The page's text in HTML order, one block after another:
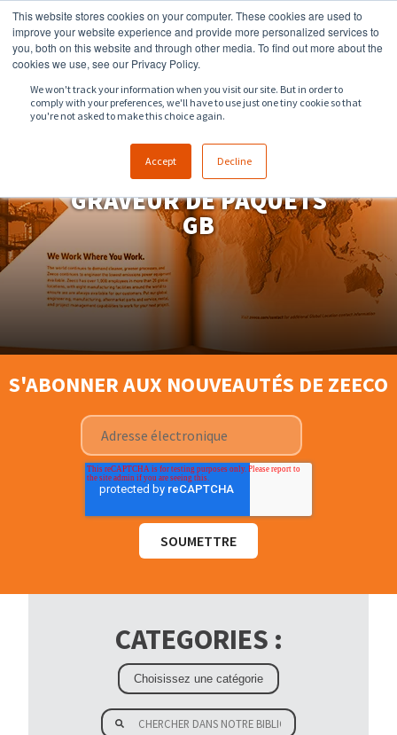
This website stores cookies on your computer. These cookies are used to
improve your website experience and provide more personalized services to
you, both on this website and through other media. To find out more about the
cookies we use, see our Privacy Policy.
We won't track your information when you visit our site. But in order to
comply with your preferences, we'll have to use just one tiny cookie so that
you're not asked to make this choice again.
Accept Decline
918.258.8551 ventes@zeeco.com
GRAVEUR DE PAQUETS
GB
S'ABONNER AUX NOUVEAUTÉS DE ZEECO
CATEGORIES :